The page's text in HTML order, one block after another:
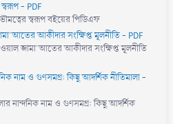
স্বরূপ - PDF
স্বরূপ বইয়ের পিডিএফ
আকীদার সংক্ষিপ্ত মূলনীতি - PDF
জামা'আতের আকীদার সংক্ষিপ্ত মূলনীতি
নাম ও গুণসমগ্র: কিছু আদর্শিক নীতিমালা -
নাম ও গুণসমগ্র: কিছু আদর্শিক